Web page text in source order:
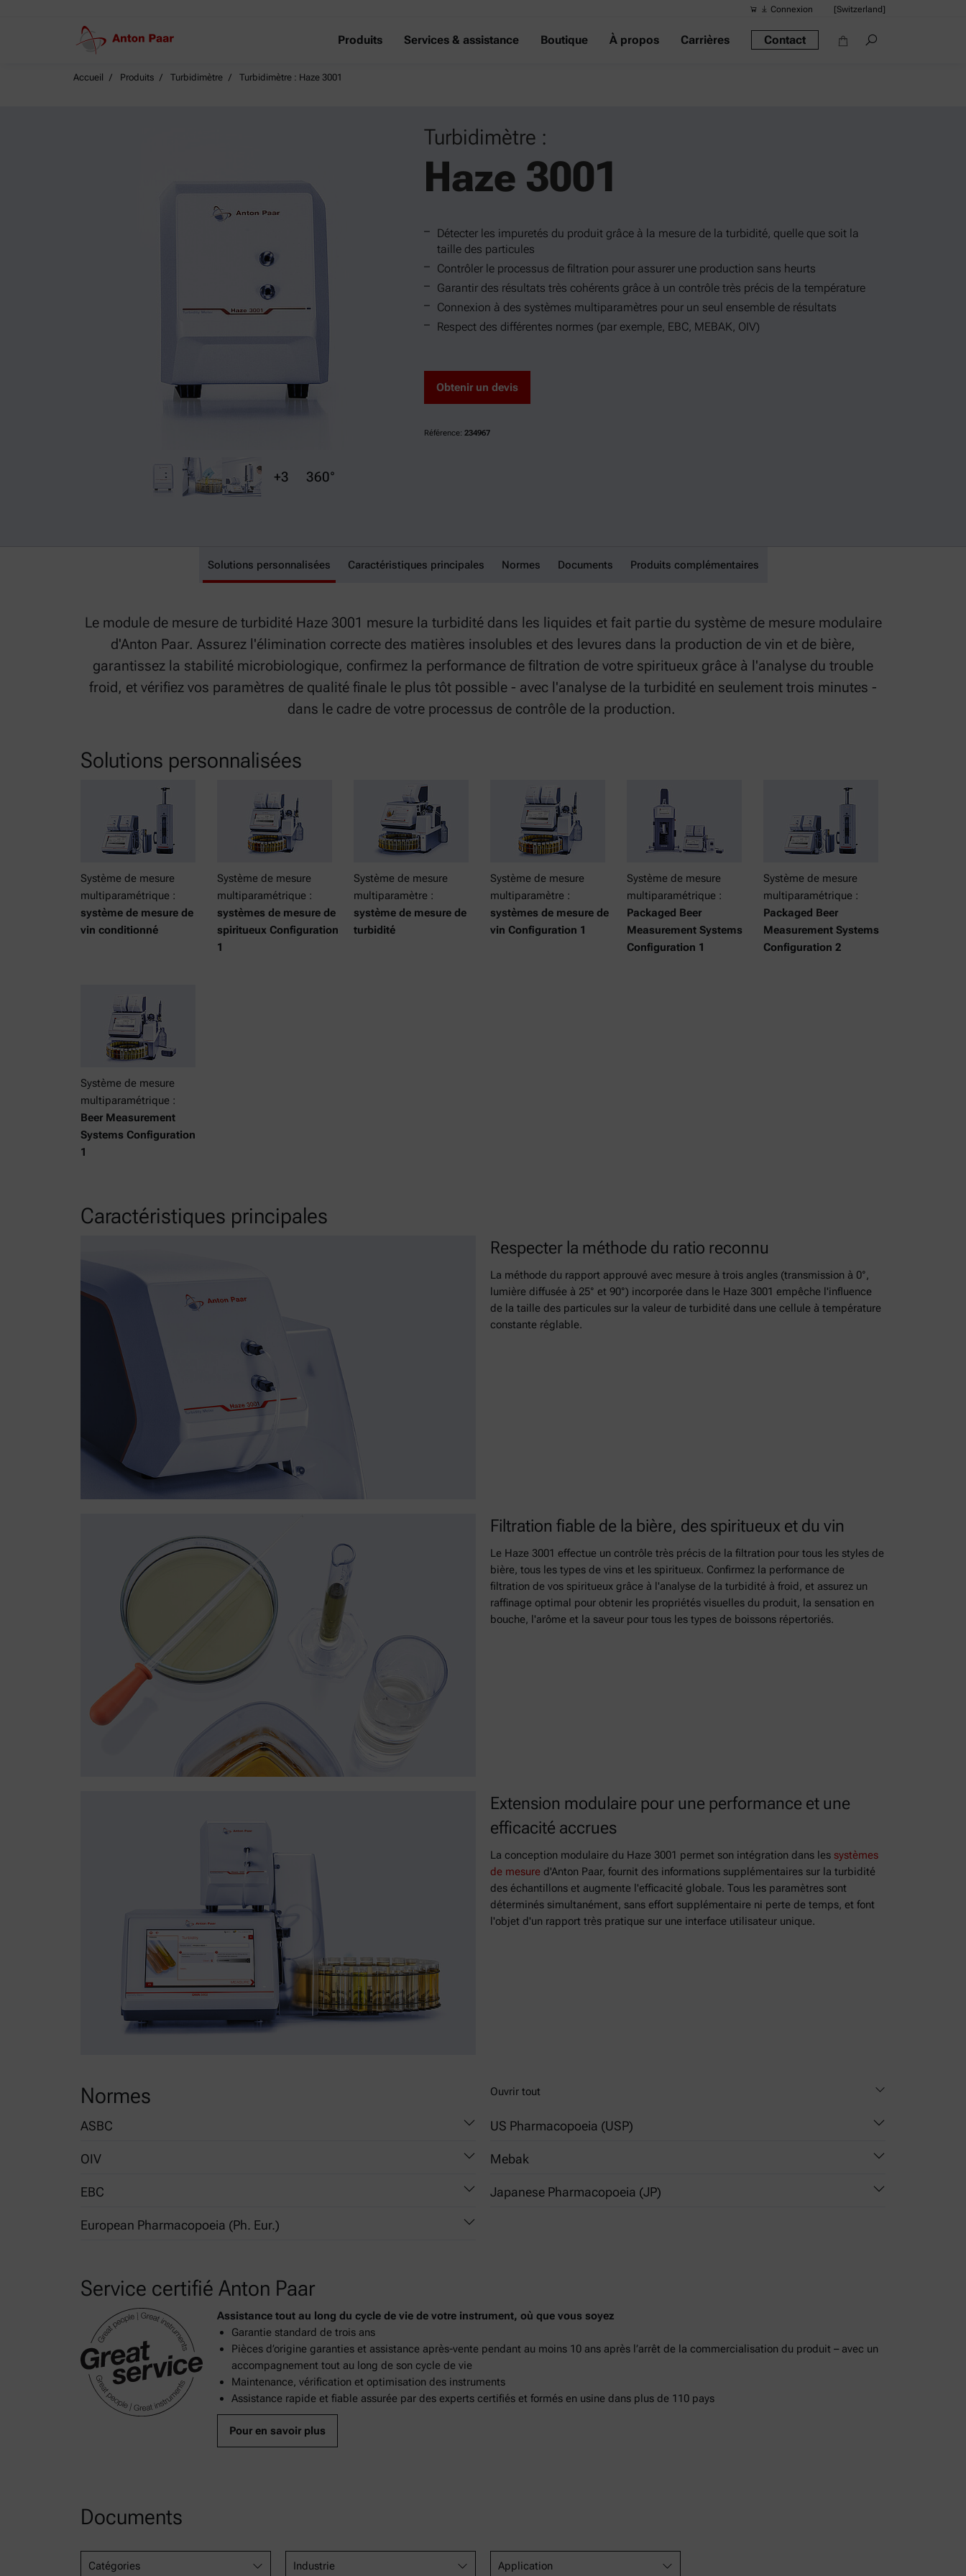
Connexion [Switzerland]
Produits Services & assistance Boutique À propos Carrières Contact
Accueil Produits Turbidimètre Turbidimètre : Haze 3001
Turbidimètre :
Haze 3001
+3 360°
Détecter les impuretés du produit grâce à la mesure de la turbidité, quelle que soit la
taille des particules
Contrôler le processus de filtration pour assurer une production sans heurts
Garantir des résultats très cohérents grâce à un contrôle très précis de la température
Connexion à des systèmes multiparamètres pour un seul ensemble de résultats
Respect des différentes normes (par exemple, EBC, MEBAK, OIV)
Obtenir un devis
Référence: 234967
Haze 3001
Solutions personnalisées Caractéristiques principales Normes Documents Produits complémentaires
Le module de mesure de turbidité Haze 3001 mesure la turbidité dans les liquides et fait partie du système de mesure modulaire
d'Anton Paar. Assurez l'élimination correcte des matières insolubles et des levures dans la production de vin et de bière,
garantissez la stabilité microbiologique, confirmez la performance de filtration de votre spiritueux grâce à l'analyse du trouble
froid, et vérifiez vos paramètres de qualité finale le plus tôt possible - avec l'analyse de la turbidité en seulement trois minutes -
dans le cadre de votre processus de contrôle de la production.
Solutions personnalisées
Système de mesure
multiparamétrique :
système de mesure de
vin conditionné
Système de mesure
multiparamétrique :
systèmes de mesure de
spiritueux Configuration
1
Système de mesure
multiparamètre :
système de mesure de
turbidité
Système de mesure
multiparamètre :
systèmes de mesure de
vin Configuration 1
Système de mesure
multiparamétrique :
Packaged Beer
Measurement Systems
Configuration 1
Système de mesure
multiparamétrique :
Packaged Beer
Measurement Systems
Configuration 2
Système de mesure
multiparamétrique :
Beer Measurement
Systems Configuration
1
Caractéristiques principales
Respecter la méthode du ratio reconnu
La méthode du rapport approuvé avec mesure à trois angles (transmission à 0°,
lumière diffusée à 25° et 90°) incorporée dans le Haze 3001 empêche l'influence
de la taille des particules sur la valeur de turbidité dans une cellule à température
constante réglable.
Filtration fiable de la bière, des spiritueux et du vin
Le Haze 3001 effectue un contrôle très précis de la filtration pour tous les styles de
bière, tous les types de vins et les spiritueux. Confirmez la performance de
filtration de vos spiritueux grâce à l'analyse de la turbidité à froid, et assurez un
raffinage optimal pour obtenir les propriétés visuelles du produit, la sensation en
bouche, l'arôme et la saveur pour tous les types de boissons répertoriés.
Extension modulaire pour une performance et une
efficacité accrues
La conception modulaire du Haze 3001 permet son intégration dans les systèmes
de mesure d'Anton Paar, fournit des informations supplémentaires sur la turbidité
des échantillons et augmente l'efficacité globale. Tous les paramètres sont
déterminés simultanément, sans effort supplémentaire ni perte de temps, et font
l'objet d'un rapport très pratique sur une interface utilisateur unique.
Normes Ouvrir tout
ASBC
Bière-10B : Couleur
OIV
MA-AS2-08 Wine turbidity (Resolution Oeno 4/2000)
EBC
Chapter 9.29 Haze in Beer: Calibration of Haze Meters
European Pharmacopoeia (Ph. Eur.)
US Pharmacopoeia (USP)
855 - Nephelometry, Turbidimetry, and Visual Comparison
Mebak
Chapter 2.14.1.2 (B-420.01.271)
Japanese Pharmacopoeia (JP)
Service certifié Anton Paar
Assistance tout au long du cycle de vie de votre instrument, où que vous soyez
Garantie standard de trois ans
Pièces d’origine garanties et assistance après-vente pendant au moins 10 ans après l’arrêt de la commercialisation du produit – avec un
accompagnement tout au long de son cycle de vie
Maintenance, vérification et optimisation des instruments
Assistance rapide et fiable assurée par des experts certifiés et formés en usine dans plus de 110 pays
Pour en savoir plus
Documents
Catégories Industrie Application